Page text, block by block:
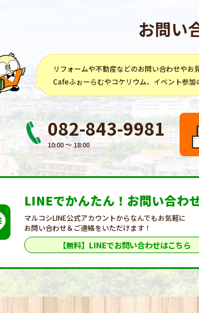
お問い
リフォームや不動産などのお問い合わせやお
Cafeふぉーらむやコケリウム、イベント参加
082-843-9981
10:00 〜 18:00
LINEでかんたん！ お問い合わ
マルコシLINE公式アカウントからなんでもお気軽に
お問い合わせ＆ご連絡をいただけます！
【無料】LINEでお問い合わせはこちら